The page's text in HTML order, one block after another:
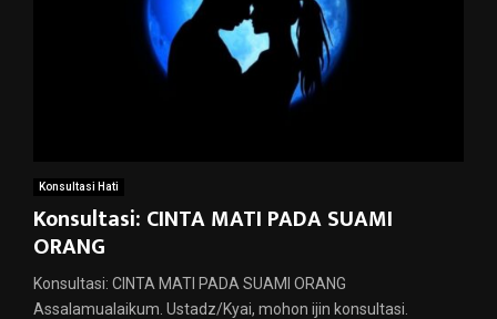
Konsultasi Hati
Konsultasi: CINTA MATI PADA SUAMI
ORANG
Konsultasi: CINTA MATI PADA SUAMI ORANG
Assalamualaikum. Ustadz/Kyai, mohon ijin konsultasi.